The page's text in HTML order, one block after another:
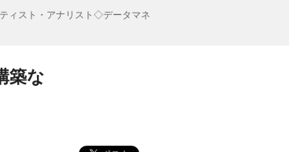
ィスト・アナリスト◇データマネ
築な